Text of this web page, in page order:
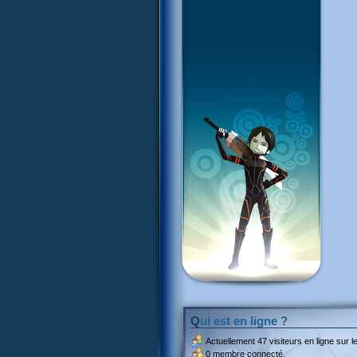
Qui est en ligne ?
Actuellement 47 visiteurs en ligne sur
0 membre connecté.